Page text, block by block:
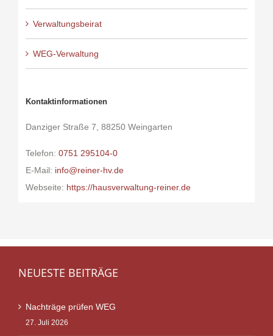
Verwaltungsbeirat
WEG-Verwaltung
Kontaktinformationen
Danziger Straße 7, 88250 Weingarten
Telefon: 0751 295104-0
E-Mail: info@reiner-hv.de
Webseite: https://hausverwaltung-reiner.de
NEUESTE BEITRÄGE
Nachträge prüfen WEG
27. Juli 2026